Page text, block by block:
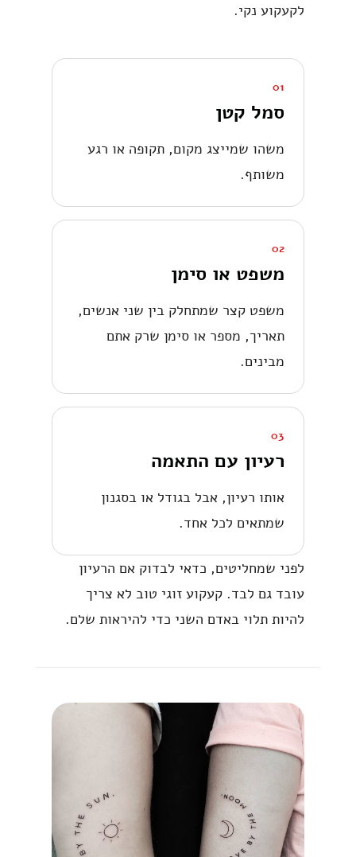
לקעקוע נקי.
01
סמל קטן
משהו שמייצג מקום, תקופה או רגע
משותף.
02
משפט או סימן
משפט קצר שמתחלק בין שני אנשים,
תאריך, מספר או סימן שרק אתם
מבינים.
03
רעיון עם התאמה
אותו רעיון, אבל בגודל או בסגנון
שמתאים לכל אחד.
לפני שמחליטים, כדאי לבדוק אם הרעיון
עובד גם לבד. קעקוע זוגי טוב לא צריך
להיות תלוי באדם השני כדי להיראות שלם.